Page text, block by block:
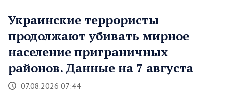
Украинские террористы
продолжают убивать мирное
население приграничных
районов. Данные на 7 августа
07.08.2026 07:44